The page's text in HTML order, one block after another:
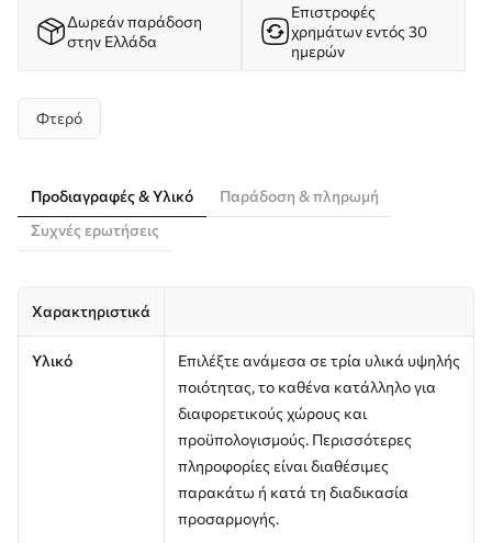
Δωρεάν παράδοση
στην Ελλάδα
Επιστροφές
χρημάτων εντός 30
ημερών
Φτερό
Προδιαγραφές & Υλικό
Παράδοση & πληρωμή
Συχνές ερωτήσεις
Χαρακτηριστικά
Υλικό
Επιλέξτε ανάμεσα σε τρία υλικά υψηλής
ποιότητας, το καθένα κατάλληλο για
διαφορετικούς χώρους και
προϋπολογισμούς. Περισσότερες
πληροφορίες είναι διαθέσιμες
παρακάτω ή κατά τη διαδικασία
προσαρμογής.